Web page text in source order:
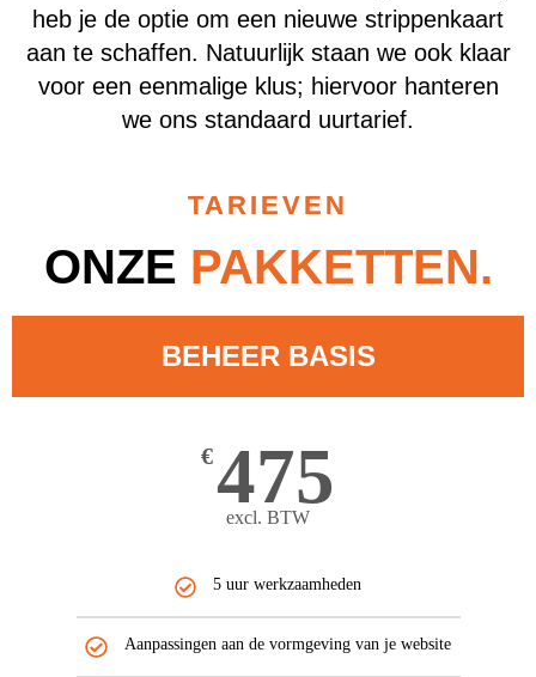
heb je de optie om een nieuwe strippenkaart
aan te schaffen. Natuurlijk staan we ook klaar
voor een eenmalige klus; hiervoor hanteren
we ons standaard uurtarief.
TARIEVEN
ONZE PAKKETTEN.
BEHEER BASIS
€475
excl. BTW
5 uur werkzaamheden
Aanpassingen aan de vormgeving van je website